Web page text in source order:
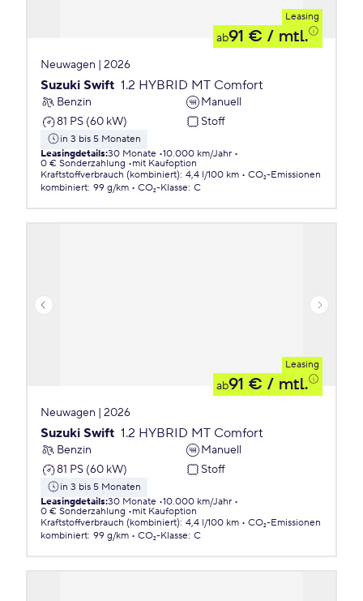
Leasing
ab91 € / mtl.
Neuwagen | 2026
Suzuki Swift 1.2 HYBRID MT Comfort
Benzin
Manuell
81 PS (60 kW)
Stoff
in 3 bis 5 Monaten
Leasingdetails:30 Monate 10.000 km/Jahr
0 € Sonderzahlung
mit Kaufoption
Kraftstoffverbrauch (kombiniert): 4,4 l/100 km
CO₂-Emissionen
kombiniert: 99 g/km CO₂-Klasse: C
Leasing
ab91 € / mtl.
Neuwagen | 2026
Suzuki Swift 1.2 HYBRID MT Comfort
Benzin
Manuell
81 PS (60 kW)
Stoff
in 3 bis 5 Monaten
Leasingdetails:30 Monate 10.000 km/Jahr
0 € Sonderzahlung
mit Kaufoption
Kraftstoffverbrauch (kombiniert): 4,4 l/100 km
CO₂-Emissionen
kombiniert: 99 g/km CO₂-Klasse: C